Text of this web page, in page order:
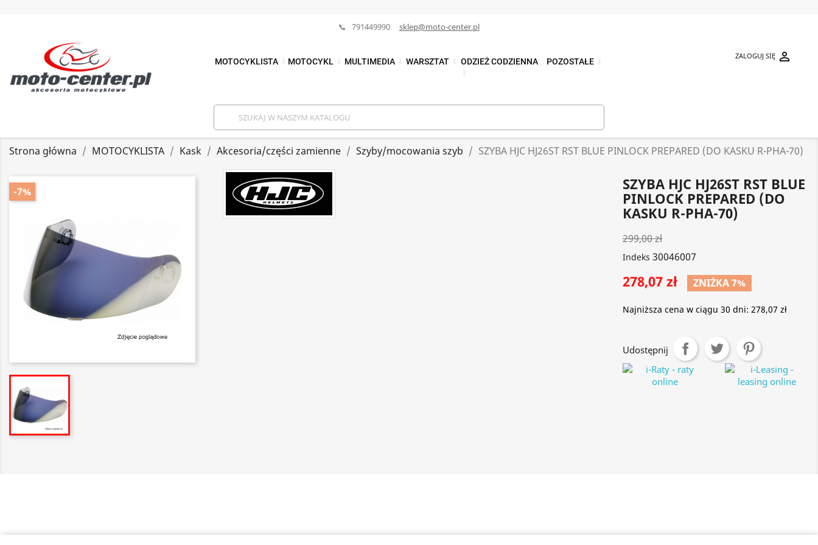
📞 791449990 sklep@moto-center.pl
MOTOCYKLISTA MOTOCYKL MULTIMEDIA WARSZTAT
ODZIEŻ CODZIENNA
POZOSTAŁE


ZALOGUJ SIĘ
Strona główna MOTOCYKLISTA Kask Akcesoria/części zamienne Szyby/mocowania szyb SZYBA HJC HJ26ST RST BLUE PINLOCK PREPARED (DO KASKU R-PHA-70)
-7%
SZYBA HJC HJ26ST RST BLUE
PINLOCK PREPARED (DO
KASKU R-PHA-70)
299,00 zł
Indeks 30046007
278,07 zł ZNIŻKA 7%
Najniższa cena w ciągu 30 dni: 278,07 zł
Udostępnij